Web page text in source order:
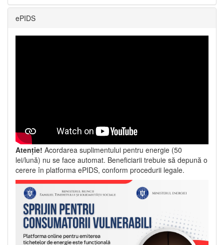
ePIDS
Atenție! Acordarea suplimentului pentru energie (50
lei/lună) nu se face automat. Beneficiarii trebuie să depună o
cerere în platforma ePIDS, conform procedurii legale.